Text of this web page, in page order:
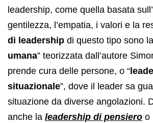
leadership, come quella basata
gentilezza, l’empatia, i valori e la
di leadership di questo tipo sono
umana” teorizzata dall’autore
prende cura delle persone, o “
situazionale”, dove il leader sa
situazione da diverse angolazioni.
anche la leadership di pensiero o